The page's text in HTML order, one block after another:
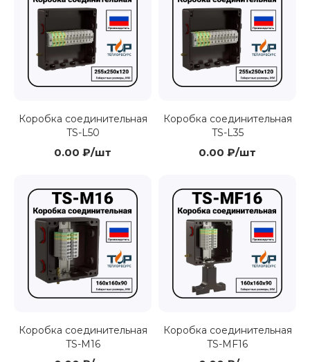
Коробка соединительная
TS-L50
0.00 ₽/шт
Коробка соединительная
TS-L35
0.00 ₽/шт
Коробка соединительная
TS-M16
Коробка соединительная
TS-MF16